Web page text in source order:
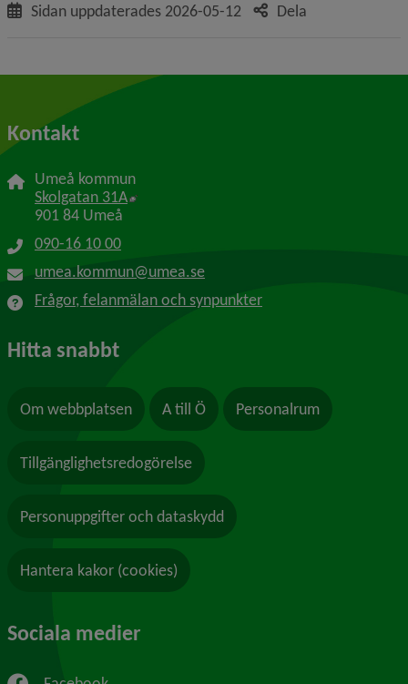
Sidan uppdaterades 2026-05-12 Dela
Kontakt
Umeå kommun
Skolgatan 31A Länk till annan webbplats, öppnas i nytt
901 84 Umeå
090-16 10 00
umea.kommun@umea.se
Frågor, felanmälan och synpunkter
Hitta snabbt
Om webbplatsen A till Ö Personalrum
Tillgänglighetsredogörelse
Personuppgifter och dataskydd
Hantera kakor (cookies)
Sociala medier